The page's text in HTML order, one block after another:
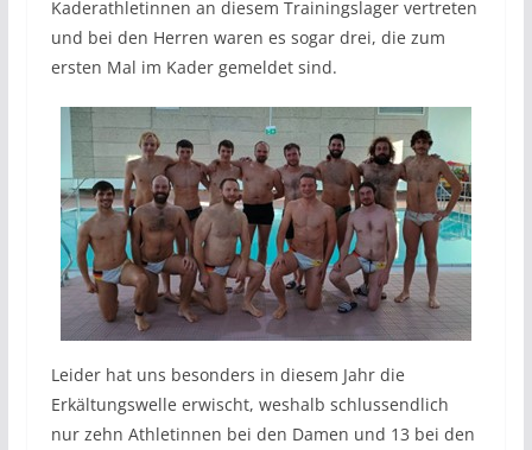
Kaderathletinnen an diesem Trainingslager vertreten
und bei den Herren waren es sogar drei, die zum
ersten Mal im Kader gemeldet sind.
Leider hat uns besonders in diesem Jahr die
Erkältungswelle erwischt, weshalb schlussendlich
nur zehn Athletinnen bei den Damen und 13 bei den